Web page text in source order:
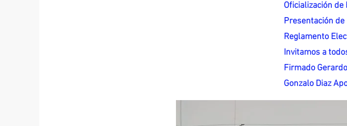
Oficialización
Presentación
Reglamento
Invitamos a
Firmado
Gonzalo Diaz